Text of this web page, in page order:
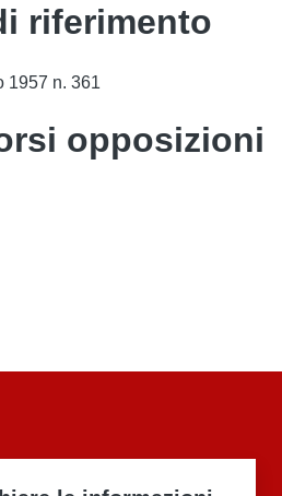
riferimento
1957 n. 361
opposizioni